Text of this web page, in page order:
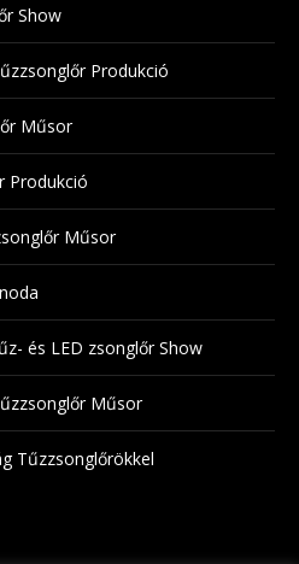
Show
Produkció
Műsor
Produkció
Műsor
és LED zsonglőr Show
Műsor
Tűzzsonglőrökkel